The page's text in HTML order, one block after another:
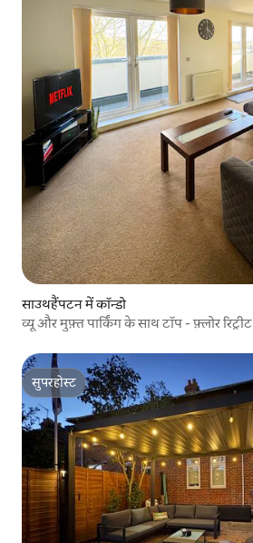
साउथहैंपटन में कॉन्डो
व्यू और मुफ़्त पार्किंग के साथ टॉप - फ़्लोर रिट्रीट
सुपरहोस्ट
सुपरहोस्ट